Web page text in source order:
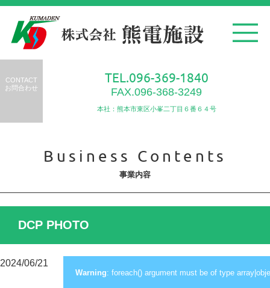
CONTACT
お問合わせ
TEL.096-369-1840
FAX.096-368-3249
本社：熊本市東区小峯二丁目６番６４号
Business Contents
事業内容
DCP PHOTO
2024/06/21
Warning: foreach() argument must be of type